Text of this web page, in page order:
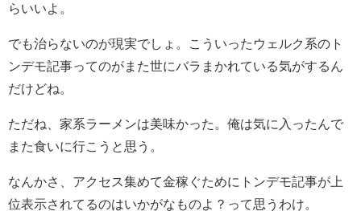
らいいよ。
でも治らないのが現実でしょ。こういったウェルク系のト
ンデモ記事ってのがまた世にバラまかれている気がするん
だけどね。
ただね、家系ラーメンは美味かった。俺は気に入ったんで
また食いに行こうと思う。
なんかさ、アクセス集めて金稼ぐためにトンデモ記事が上
位表示されてるのはいかがなものよ？って思うわけ。